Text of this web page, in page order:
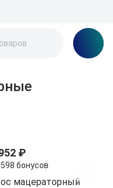
₽
бонусов
мацераторный